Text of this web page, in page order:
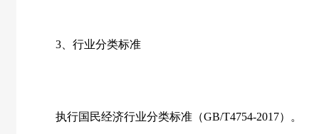
3 、行业分类标准
执行国民经济行业分类标准（GB/T4754-2017）。